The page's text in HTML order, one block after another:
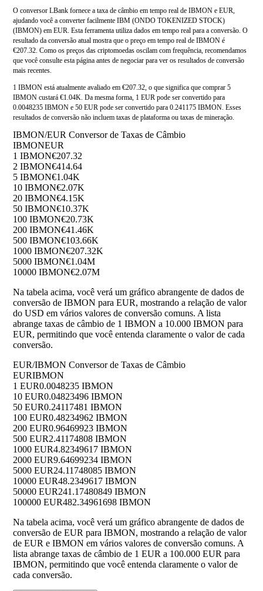
O conversor LBank fornece a taxa de câmbio em tempo real de IBMON e EUR,
ajudando você a converter facilmente IBM (ONDO TOKENIZED STOCK)
(IBMON) em EUR. Esta ferramenta utiliza dados em tempo real para a conversão. O
resultado da conversão atual mostra que o preço em tempo real de IBMON é
€207.32. Como os preços das criptomoedas oscilam com frequência, recomendamos
que você consulte esta página antes de negociar para ver os resultados de conversão
mais recentes.
1 IBMON está atualmente avaliado em €207.32, o que significa que comprar 5
IBMON custará €1.04K. Da mesma forma, 1 EUR pode ser convertido para
0.0048235 IBMON e 50 EUR pode ser convertido para 0.241175 IBMON. Esses
resultados de conversão não incluem taxas de plataforma ou taxas de mineração.
IBMON/EUR Conversor de Taxas de Câmbio
IBMONEUR
1 IBMON€207.32
2 IBMON€414.64
5 IBMON€1.04K
10 IBMON€2.07K
20 IBMON€4.15K
50 IBMON€10.37K
100 IBMON€20.73K
200 IBMON€41.46K
500 IBMON€103.66K
1000 IBMON€207.32K
5000 IBMON€1.04M
10000 IBMON€2.07M
Na tabela acima, você verá um gráfico abrangente de dados de
conversão de IBMON para EUR, mostrando a relação de valor
do USD em vários valores de conversão comuns. A lista
abrange taxas de câmbio de 1 IBMON a 10.000 IBMON para
EUR, permitindo que você entenda claramente o valor de cada
conversão.
EUR/IBMON Conversor de Taxas de Câmbio
EURIBMON
1 EUR0.0048235 IBMON
10 EUR0.04823496 IBMON
50 EUR0.24117481 IBMON
100 EUR0.48234962 IBMON
200 EUR0.96469923 IBMON
500 EUR2.41174808 IBMON
1000 EUR4.82349617 IBMON
2000 EUR9.64699234 IBMON
5000 EUR24.11748085 IBMON
10000 EUR48.2349617 IBMON
50000 EUR241.17480849 IBMON
100000 EUR482.34961698 IBMON
Na tabela acima, você verá um gráfico abrangente de dados de
conversão de EUR para IBMON, mostrando a relação de valor
de EUR e IBMON em vários valores de conversão comuns. A
lista abrange taxas de câmbio de 1 EUR a 100.000 EUR para
IBMON, permitindo que você entenda claramente o valor de
cada conversão.